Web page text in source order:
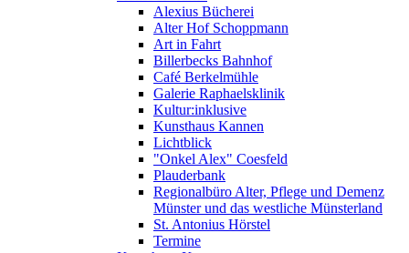
Alexius Bücherei
Alter Hof Schoppmann
Art in Fahrt
Billerbecks Bahnhof
Café Berkelmühle
Galerie Raphaelsklinik
Kultur:inklusive
Kunsthaus Kannen
Lichtblick
"Onkel Alex" Coesfeld
Plauderbank
Regionalbüro Alter, Pflege und Demenz
Münster und das westliche Münsterland
St. Antonius Hörstel
Termine